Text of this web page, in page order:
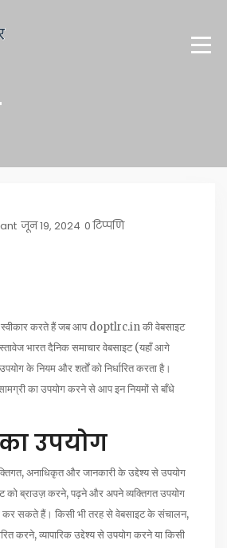
जून 19, 2024 0 टिप्पणि
स्वीकार करते हैं जब आप doptlrc.in की वेबसाइट
भारत दैनिक समाचार वेबसाइट (यहाँ आगे
के नियम और शर्तों को निर्धारित करता है।
का उपयोग करने से आप इन नियमों से बाँधे
उपयोग
अनाधिकृत और जानकारी के उद्देश्य से उपयोग
ब्राउज़ करने, पढ़ने और अपने व्यक्तिगत उपयोग
कर सकते हैं। किसी भी तरह से वेबसाइट के संचालन,
करने, व्यापारिक उद्देश्य से उपयोग करने या किसी